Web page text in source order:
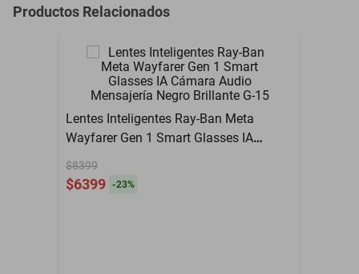
Marca
Productos Relacionados
Lentes Inteligentes Ray-Ban Meta
Wayfarer Gen 1 Smart Glasses IA
Cámara Audio Mensajería Negro
Brillante G-15
$8399
$6399 -23%